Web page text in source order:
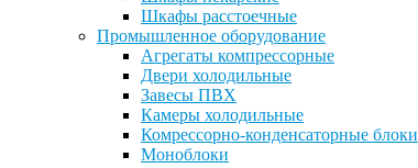
Шкафы расстоечные
Промышленное оборудование
Агрегаты компрессорные
Двери холодильные
Завесы ПВХ
Камеры холодильные
Комрессорно-конденсаторные блоки
Моноблоки